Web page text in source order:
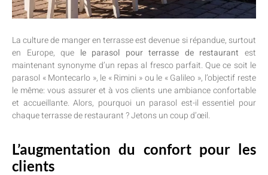
La culture de manger en terrasse est devenue si répandue, surtout
en Europe, que le parasol pour terrasse de restaurant est
maintenant synonyme d’un repas al fresco parfait. Que ce soit le
parasol « Montecarlo », le « Rimini » ou le « Galileo », l’objectif reste
le même: vous assurer et à vos clients une ambiance confortable
et accueillante. Alors, pourquoi un parasol est-il essentiel pour
chaque terrasse de restaurant ? Jetons un coup d’œil.
L’augmentation du confort pour les
clients